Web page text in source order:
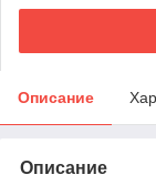
Описание
Описание